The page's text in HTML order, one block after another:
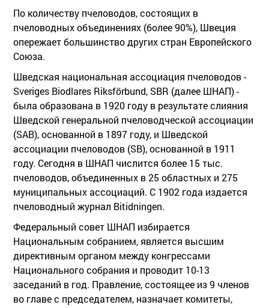
По количеству пчеловодов, состоящих в
пчеловодных объединениях (более 90%), Швеция
опережает большинство других стран Европейского
Союза.
Шведская национальная ассоциация пчеловодов -
Sveriges Biodlares Riksförbund, SBR (далее ШНАП) -
была образована в 1920 году в результате слияния
Шведской генеральной пчеловодческой ассоциации
(SAB), основанной в 1897 году, и Шведской
ассоциации пчеловодов (SB), основанной в 1911
году. Сегодня в ШНАП числится более 15 тыс.
пчеловодов, объединенных в 25 областных и 275
муниципальных ассоциаций. С 1902 года издается
пчеловодный журнал Bitidningen.
Федеральный совет ШНАП избирается
Национальным собранием, является высшим
директивным органом между конгрессами
Национального собрания и проводит 10-13
заседаний в год. Правление, состоящее из 9 членов
во главе с председателем, назначает комитеты,